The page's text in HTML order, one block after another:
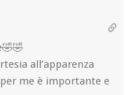
all’apparenza
me è importante e